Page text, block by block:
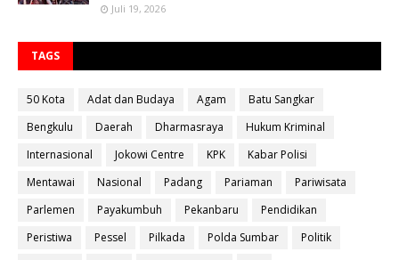
Juli 19, 2026
TAGS
50 Kota Adat dan Budaya Agam
Batu Sangkar
Bengkulu
Daerah Dharmasraya
Hukum Kriminal
Internasional
Jokowi Centre KPK
Kabar Polisi
Mentawai
Nasional Padang Pariaman
Pariwisata
Parlemen
Payakumbuh Pekanbaru
Pendidikan
Peristiwa
Pessel Pilkada Polda Sumbar
Politik